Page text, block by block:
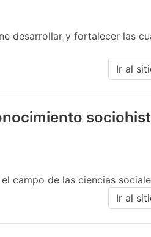
desarrollar y fortalecer las
Ir al
campo de las ciencias
Ir al